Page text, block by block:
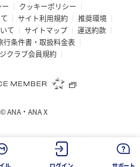
クッキーポリシー
サイト利用規約
推奨環境
て
サイトマップ
運送約款
行条件書・取扱料金表
クラブ会員規約
ANA・ANA X